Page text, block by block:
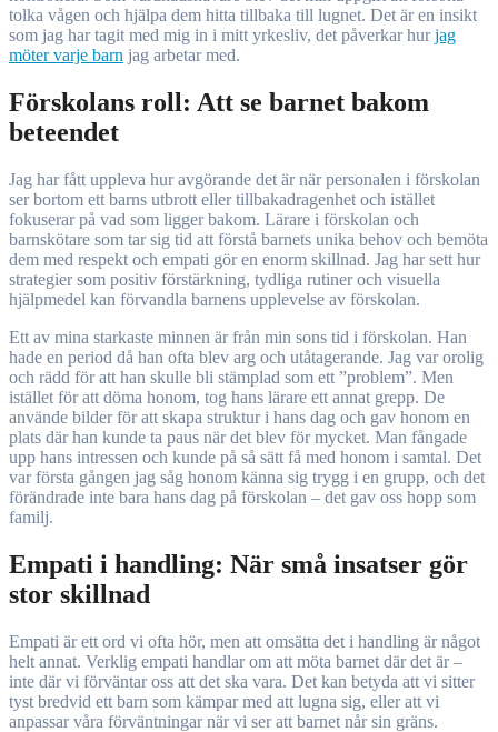
tolka vågen och hjälpa dem hitta tillbaka till lugnet. Det är en insikt
som jag har tagit med mig in i mitt yrkesliv, det påverkar hurjag
möter varje barn jag arbetar med.
Förskolans roll: Att se barnet bakom
beteendet
Jag har fått uppleva hur avgörande det är när personalen i förskolan
ser bortom ett barns utbrott eller tillbakadragenhet och istället
fokuserar på vad som ligger bakom. Lärare i förskolan och
barnskötare som tar sig tid att förstå barnets unika behov och bemöta
dem med respekt och empati gör en enorm skillnad. Jag har sett hur
strategier som positiv förstärkning, tydliga rutiner och visuella
hjälpmedel kan förvandla barnens upplevelse av förskolan.
Ett av mina starkaste minnen är från min sons tid i förskolan. Han
hade en period då han ofta blev arg och utåtagerande. Jag var orolig
och rädd för att han skulle bli stämplad som ett ”problem”. Men
istället för att döma honom, tog hans lärare ett annat grepp. De
använde bilder för att skapa struktur i hans dag och gav honom en
plats där han kunde ta paus när det blev för mycket. Man fångade
upp hans intressen och kunde på så sätt få med honom i samtal. Det
var första gången jag såg honom känna sig trygg i en grupp, och det
förändrade inte bara hans dag på förskolan – det gav oss hopp som
familj.
Empati i handling: När små insatser gör
stor skillnad
Empati är ett ord vi ofta hör, men att omsätta det i handling är något
helt annat. Verklig empati handlar om att möta barnet där det är –
inte där vi förväntar oss att det ska vara. Det kan betyda att vi sitter
tyst bredvid ett barn som kämpar med att lugna sig, eller att vi
anpassar våra förväntningar när vi ser att barnet når sin gräns.